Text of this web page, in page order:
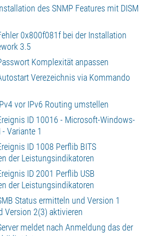
des SNMP Features mit DISM
0x800f081f bei der Installation
3.5
Komplexität anpassen
Verezeichnis via Kommando
vor IPv6 Routing umstellen
ID 10016 - Microsoft-Windows-
Variante 1
ID 1008 Perflib BITS
der Leistungsindikatoren
ID 2001 Perflib USB
der Leistungsindikatoren
Status ermitteln und Version 1
Version 2(3) aktivieren
meldet nach Anmeldung das der